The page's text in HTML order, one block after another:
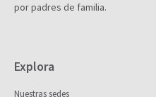
por padres de familia.
Explora
Nuestras sedes